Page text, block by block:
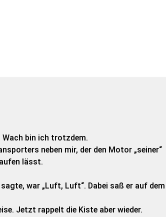
Wach bin ich trotzdem.
neben mir, der den Motor „seiner“
lässt.
war „Luft, Luft“. Dabei saß er auf dem
Jetzt rappelt die Kiste aber wieder.